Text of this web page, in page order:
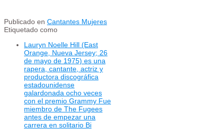
Publicado en Cantantes Mujeres
Etiquetado como
Lauryn Noelle Hill (East
Orange, Nueva Jersey; 26
de mayo de 1975) es una
rapera, cantante, actriz y
productora discográfica
estadounidense
galardonada ocho veces
con el premio Grammy Fue
miembro de The Fugees
antes de empezar una
carrera en solitario Bi